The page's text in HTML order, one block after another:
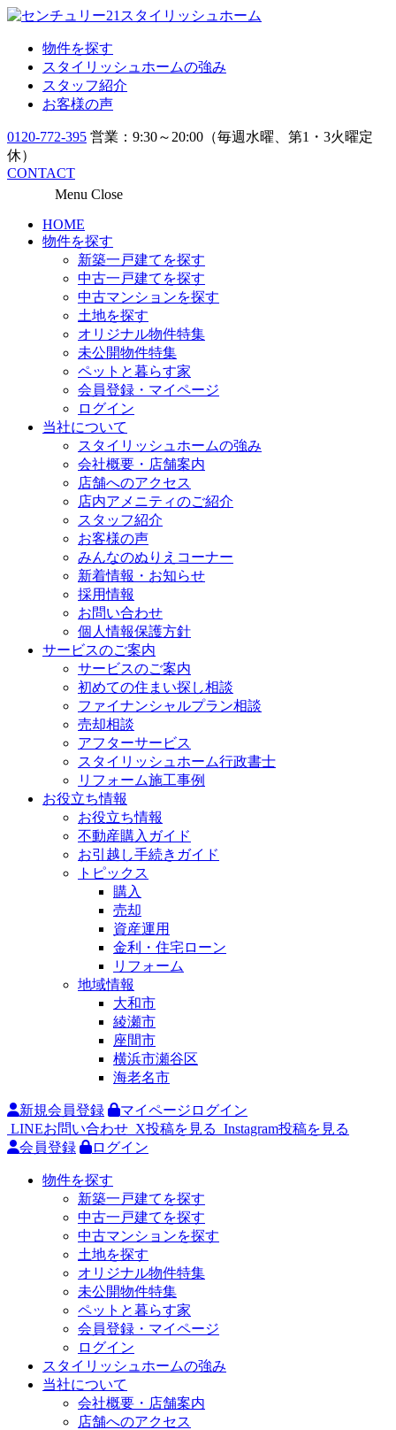
物件を探す
スタイリッシュホームの強み
スタッフ紹介
お客様の声
0120-772-395 営業：9:30～20:00（毎週水曜、第1・3火曜定
休）
CONTACT
Menu Close
HOME
物件を探す
新築一戸建てを探す
中古一戸建てを探す
中古マンションを探す
土地を探す
オリジナル物件特集
未公開物件特集
ペットと暮らす家
会員登録・マイページ
ログイン
当社について
スタイリッシュホームの強み
会社概要・店舗案内
店舗へのアクセス
店内アメニティのご紹介
スタッフ紹介
お客様の声
みんなのぬりえコーナー
新着情報・お知らせ
採用情報
お問い合わせ
個人情報保護方針
サービスのご案内
サービスのご案内
初めての住まい探し相談
ファイナンシャルプラン相談
売却相談
アフターサービス
スタイリッシュホーム行政書士
リフォーム施工事例
お役立ち情報
お役立ち情報
不動産購入ガイド
お引越し手続きガイド
トピックス
購入
売却
資産運用
金利・住宅ローン
リフォーム
地域情報
大和市
綾瀬市
座間市
横浜市瀬谷区
海老名市
新規会員登録
マイページログイン
LINEお問い合わせ X投稿を見る Instagram投稿を見る
会員登録
ログイン
物件を探す
新築一戸建てを探す
中古一戸建てを探す
中古マンションを探す
土地を探す
オリジナル物件特集
未公開物件特集
ペットと暮らす家
会員登録・マイページ
ログイン
スタイリッシュホームの強み
当社について
会社概要・店舗案内
店舗へのアクセス